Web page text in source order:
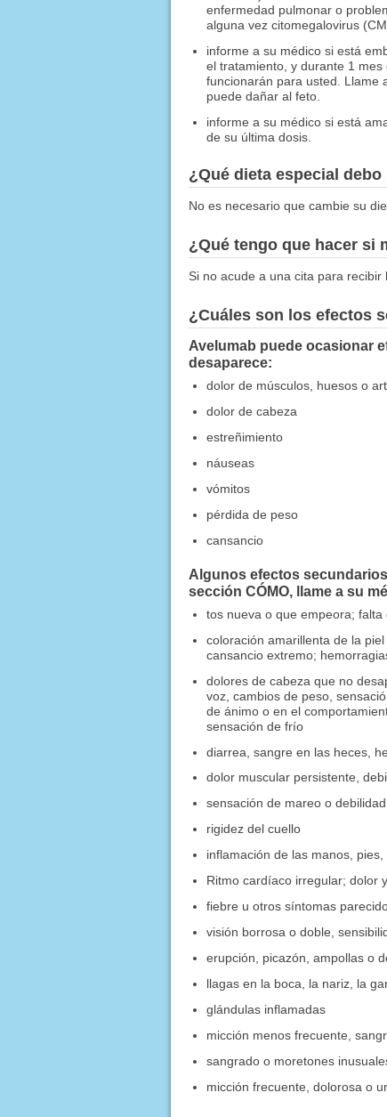
enfermedad pulmonar o
alguna vez citomegalovirus
informe a su médico si está
el tratamiento, y durante 1
funcionarán para usted. Llame
puede dañar al feto.
informe a su médico si está
de su última dosis.
¿Qué dieta especial
No es necesario que cambie su
¿Qué tengo que hacer si
Si no acude a una cita para
¿Cuáles son los efectos
Avelumab puede ocasionar
desaparece:
dolor de músculos, huesos o
dolor de cabeza
estreñimiento
náuseas
vómitos
pérdida de peso
cansancio
Algunos efectos
sección CÓMO, llame a su
tos nueva o que empeora;
coloración amarillenta de la
cansancio extremo;
dolores de cabeza que no
voz, cambios de peso,
de ánimo o en el
sensación de frío
diarrea, sangre en las heces,
dolor muscular persistente,
sensación de mareo o debilidad
rigidez del cuello
inflamación de las manos,
Ritmo cardíaco irregular; dolor
fiebre u otros síntomas
visión borrosa o doble,
erupción, picazón, ampollas o
llagas en la boca, la nariz, la
glándulas inflamadas
micción menos frecuente,
sangrado o moretones
micción frecuente, dolorosa o